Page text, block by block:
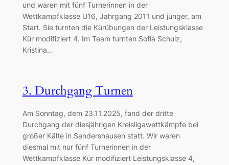
und waren mit fünf Turnerinnen in der
Wettkampfklasse U16, Jahrgang 2011 und jünger, am
Start. Sie turnten die Kürübungen der Leistungsklasse
Kür modifiziert 4. Im Team turnten Sofia Schulz,
Kristina…
3. Durchgang Turnen
Am Sonntag, dem 23.11.2025, fand der dritte
Durchgang der diesjährigen Kreisligawettkämpfe bei
großer Kälte in Sandershausen statt. Wir waren
diesmal mit nur fünf Turnerinnen in der
Wettkampfklasse Kür modifiziert Leistungsklasse 4,